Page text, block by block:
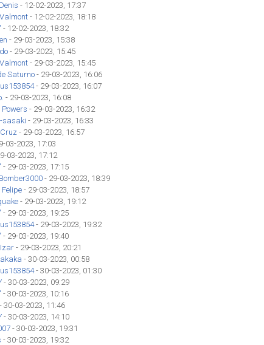
- 12-02-2023, 17:37
- 12-02-2023, 18:18
- 12-02-2023, 18:32
- 29-03-2023, 15:38
- 29-03-2023, 15:45
- 29-03-2023, 15:45
Saturno - 29-03-2023, 16:06
- 29-03-2023, 16:07
- 29-03-2023, 16:08
Powers - 29-03-2023, 16:32
sasaki - 29-03-2023, 16:33
- 29-03-2023, 16:57
03-2023, 17:03
03-2023, 17:12
- 29-03-2023, 17:15
- 29-03-2023, 18:39
Felipe- 29-03-2023, 18:57
- 29-03-2023, 19:12
- 29-03-2023, 19:25
- 29-03-2023, 19:32
- 29-03-2023, 19:40
- 29-03-2023, 20:21
- 30-03-2023, 00:58
- 30-03-2023, 01:30
- 30-03-2023, 09:29
- 30-03-2023, 10:16
- 30-03-2023, 11:46
- 30-03-2023, 14:10
- 30-03-2023, 19:31
- 30-03-2023, 19:32